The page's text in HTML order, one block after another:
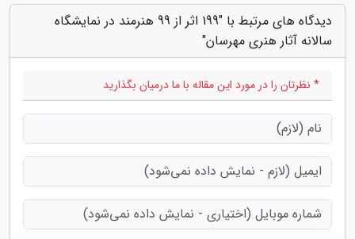
دیدگاه های مرتبط با "199 اثر از 99 هنرمند در نمایشگاه
سالانه آثار هنری مهرسان"
* نظرتان را در مورد این مقاله با ما درمیان بگذارید